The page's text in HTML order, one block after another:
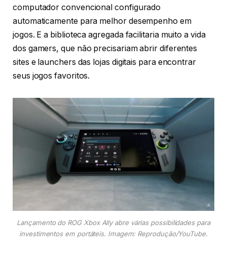
computador convencional configurado
automaticamente para melhor desempenho em
jogos. E a biblioteca agregada facilitaria muito a vida
dos gamers, que não precisariam abrir diferentes
sites e launchers das lojas digitais para encontrar
seus jogos favoritos.
Lançamento do ROG Xbox Ally abre várias possibilidades para
investimentos em portáteis. Imagem: Reprodução/YouTube.